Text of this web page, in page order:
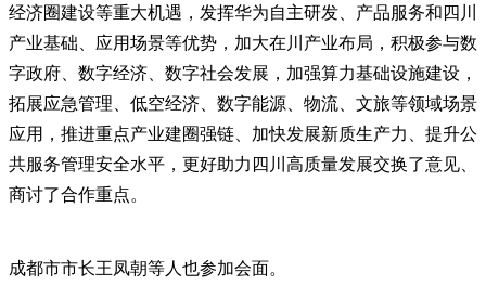
经济圈建设等重大机遇，发挥华为自主研发、产品服务和四川
产业基础、应用场景等优势，加大在川产业布局，积极参与数
字政府、数字经济、数字社会发展，加强算力基础设施建设，
拓展应急管理、低空经济、数字能源、物流、文旅等领域场景
应用，推进重点产业建圈强链、加快发展新质生产力、提升公
共服务管理安全水平，更好助力四川高质量发展交换了意见、
商讨了合作重点。
成都市市长王凤朝等人也参加会面。